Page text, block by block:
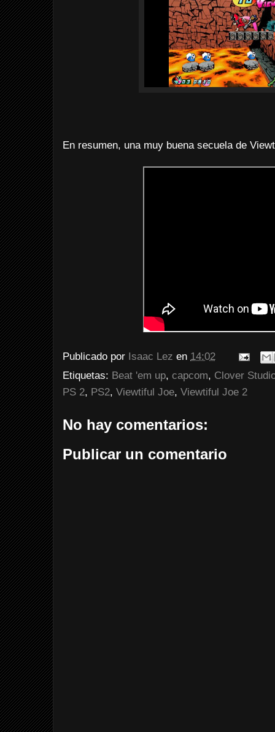
En resumen, una muy buena secuela de
Publicado por Isaac Lez en 14:02
Etiquetas: Beat 'em up, capcom, Clover
PS 2, PS2, Viewtiful Joe, Viewtiful Joe 2
No hay comentarios:
Publicar un comentario